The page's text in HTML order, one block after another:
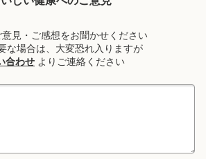
見・ご感想をお聞かせください
な場合は、大変恐れ入りますが
合わせ よりご連絡ください